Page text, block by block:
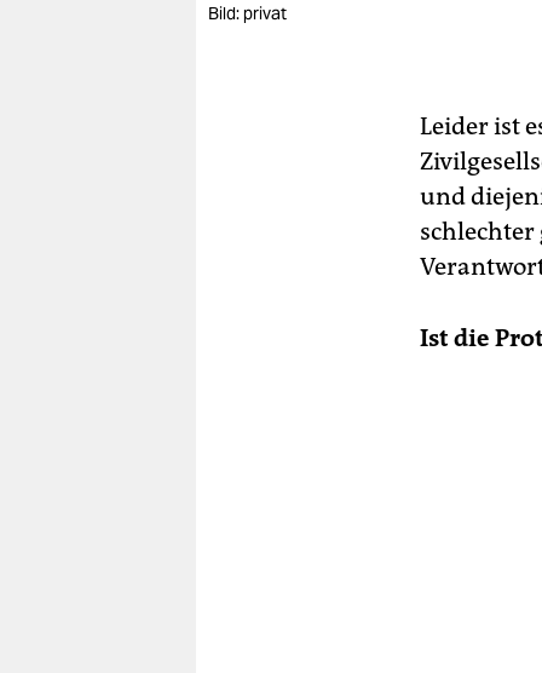
Bild: privat
Leider ist
und
schlechter
Ist die